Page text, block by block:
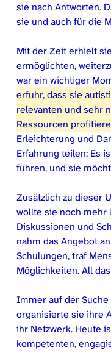
sie nach Antworten.
sie und auch für die
Mit der Zeit erhielt
ermöglichten,
war ein wichtiger
erfuhr, dass sie
relevanten und sehr
Ressourcen
Erleichterung und
Erfahrung teilen: Es
führen, und sie
Zusätzlich zu dieser
wollte sie noch mehr
Diskussionen und
nahm das Angebot
Schulungen, traf
Möglichkeiten. All
Immer auf der
organisierte sie ihre
ihr Netzwerk. Heute
kompetenten,